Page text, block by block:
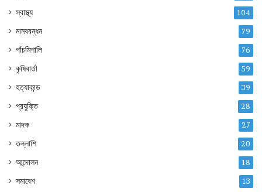
স্বাস্থ্য 104
মানববন্ধন 79
পাঁচমিশালি 76
কৃষিবার্তা 59
হত্যাকান্ড 39
প্রযুক্তি 28
মাদক 27
তল্লাশি 20
আন্দোলন 18
সমাবেশ 13